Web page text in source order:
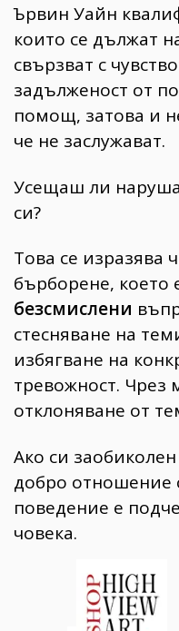
Ървин Уайн
които се дължат
свързват с
задълженост от
помощ, затова и
че не заслужават.
Усещаш ли
си?
Това се изразява
бърборене, което
безсмислени
стесняване на
избягване на
тревожност. Чрез
отклоняване от
Ако си
добро
поведение е
човека.